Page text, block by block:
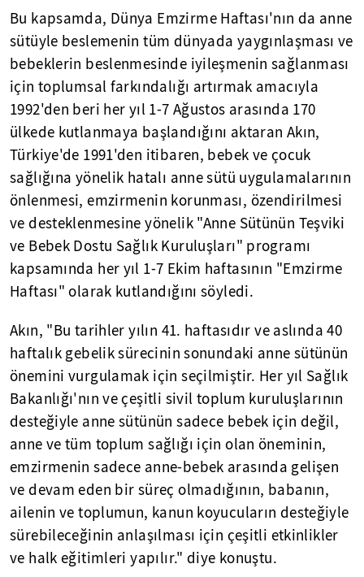
Bu kapsamda, Dünya Emzirme Haftası'nın da anne
sütüyle beslemenin tüm dünyada yaygınlaşması ve
bebeklerin beslenmesinde iyileşmenin sağlanması
için toplumsal farkındalığı artırmak amacıyla
1992'den beri her yıl 1-7 Ağustos arasında 170
ülkede kutlanmaya başlandığını aktaran Akın,
Türkiye'de 1991'den itibaren, bebek ve çocuk
sağlığına yönelik hatalı anne sütü uygulamalarının
önlenmesi, emzirmenin korunması, özendirilmesi
ve desteklenmesine yönelik "Anne Sütünün Teşviki
ve Bebek Dostu Sağlık Kuruluşları" programı
kapsamında her yıl 1-7 Ekim haftasının "Emzirme
Haftası" olarak kutlandığını söyledi.
Akın, "Bu tarihler yılın 41. haftasıdır ve aslında 40
haftalık gebelik sürecinin sonundaki anne sütünün
önemini vurgulamak için seçilmiştir. Her yıl Sağlık
Bakanlığı'nın ve çeşitli sivil toplum kuruluşlarının
desteğiyle anne sütünün sadece bebek için değil,
anne ve tüm toplum sağlığı için olan öneminin,
emzirmenin sadece anne-bebek arasında gelişen
ve devam eden bir süreç olmadığının, babanın,
ailenin ve toplumun, kanun koyucuların desteğiyle
sürebileceğinin anlaşılması için çeşitli etkinlikler
ve halk eğitimleri yapılır." diye konuştu.